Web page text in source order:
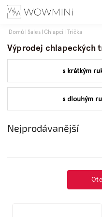
Přejít
Sales
Domů Sales Chlapci Trička
Výprodej chlapeckých
s krátkým
s dlouhým
Nejprodávanější